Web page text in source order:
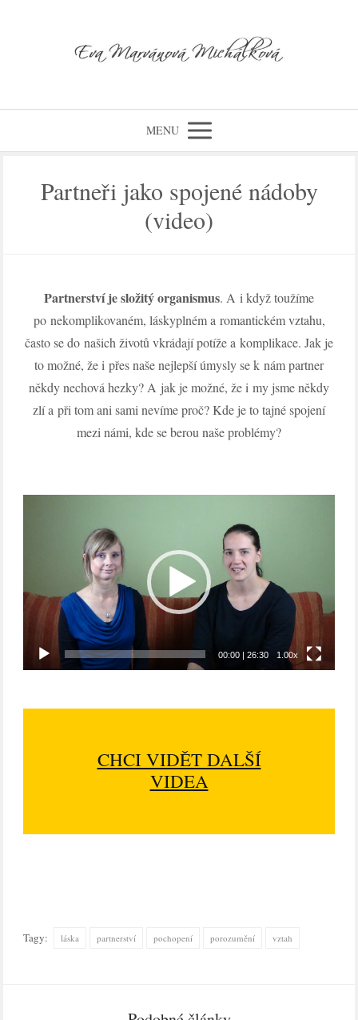
MENU
Partneři jako spojené nádoby
(video)
Partnerství je složitý organismus. A i když toužíme
po nekomplikovaném, láskyplném a romantickém vztahu,
často se do našich životů vkrádají potíže a komplikace. Jak je
to možné, že i přes naše nejlepší úmysly se k nám partner
někdy nechová hezky? A jak je možné, že i my jsme někdy
zlí a při tom ani sami nevíme proč? Kde je to tajné spojení
mezi námi, kde se berou naše problémy?
00:00| 26:30 1.00x
CHCI VIDĚT DALŠÍ
VIDEA
Tagy: láska partnerství pochopení porozumění vztah